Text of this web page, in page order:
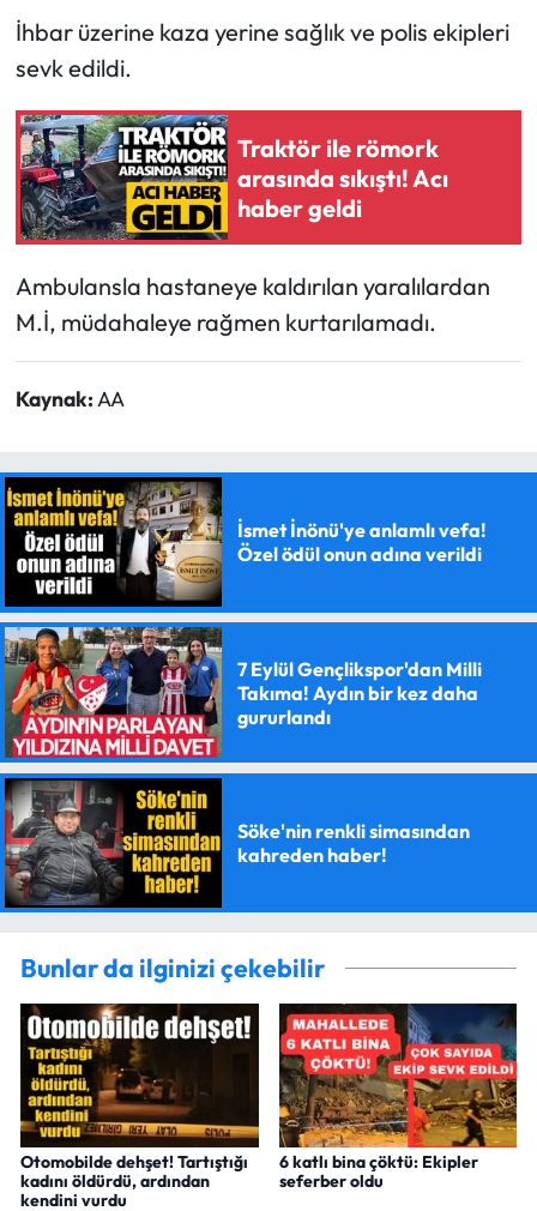
İhbar üzerine kaza yerine sağlık ve polis ekipleri
sevk edildi.
Traktör ile römork
arasında sıkıştı! Acı
haber geldi
Ambulansla hastaneye kaldırılan yaralılardan
M.İ, müdahaleye rağmen kurtarılamadı.
Kaynak:AA
İsmet İnönü'ye anlamlı vefa!
Özel ödül onun adına verildi
7 Eylül Gençlikspor'dan Milli
Takıma! Aydın bir kez daha
gururlandı
Söke'nin renkli simasından
kahreden haber!
Bunlar da ilginizi çekebilir
Otomobilde dehşet! Tartıştığı
kadını öldürdü, ardından
kendini vurdu
6 katlı bina çöktü: Ekipler
seferber oldu
RESMİ İLANLAR
HABER İLAN